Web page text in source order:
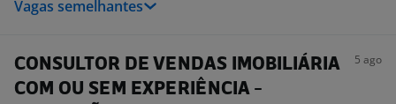
Vagas semelhantes
CONSULTOR DE VENDAS IMOBILIÁRIA
COM OU SEM EXPERIÊNCIA -
5 ago